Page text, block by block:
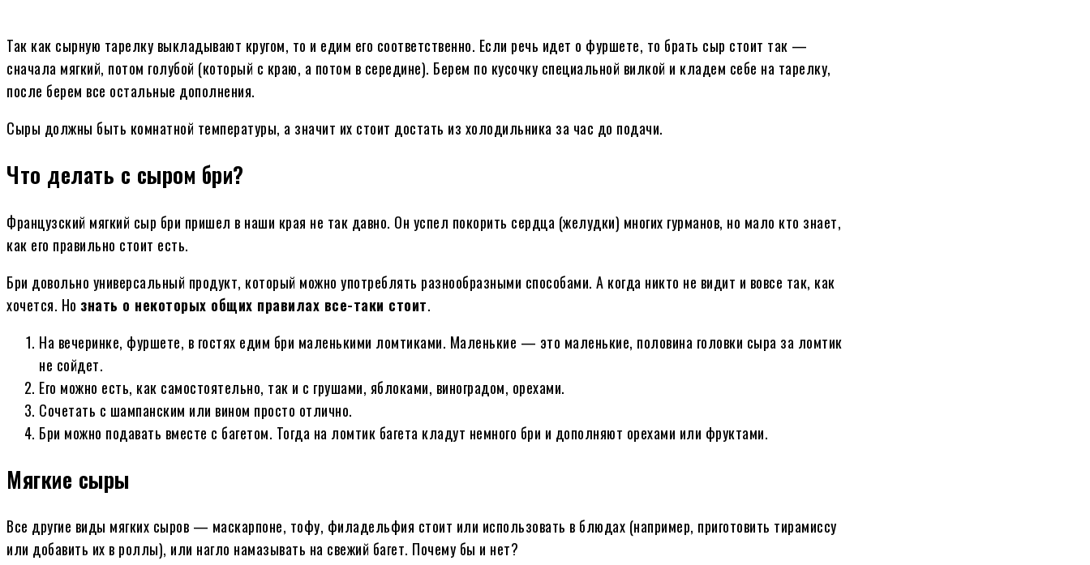
Так как сырную тарелку выкладывают кругом, то и едим его соответственно. Если речь идет о фуршете, то брать сыр стоит так —
сначала мягкий, потом голубой (который с краю, а потом в середине). Берем по кусочку специальной вилкой и кладем себе на тарелку,
после берем все остальные дополнения.
Сыры должны быть комнатной температуры, а значит их стоит достать из холодильника за час до подачи.
Что делать с сыром бри?
Французский мягкий сыр бри пришел в наши края не так давно. Он успел покорить сердца (желудки) многих гурманов, но мало кто знает,
как его правильно стоит есть.
Бри довольно универсальный продукт, который можно употреблять разнообразными способами. А когда никто не видит и вовсе так, как
хочется. Но знать о некоторых общих правилах все-таки стоит.
На вечеринке, фуршете, в гостях едим бри маленькими ломтиками. Маленькие — это маленькие, половина головки сыра за ломтик
не сойдет.
Его можно есть, как самостоятельно, так и с грушами, яблоками, виноградом, орехами.
Сочетать с шампанским или вином просто отлично.
Бри можно подавать вместе с багетом. Тогда на ломтик багета кладут немного бри и дополняют орехами или фруктами.
Мягкие сыры
Все другие виды мягких сыров — маскарпоне, тофу, филадельфия стоит или использовать в блюдах (например, приготовить тирамиссу
или добавить их в роллы), или нагло намазывать на свежий багет. Почему бы и нет?